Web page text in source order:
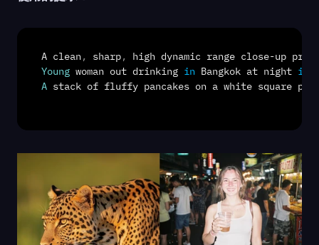
A clean, sharp, high dynamic range close-up
Young woman out drinking in Bangkok at night in
A stack of fluffy pancakes on a white square